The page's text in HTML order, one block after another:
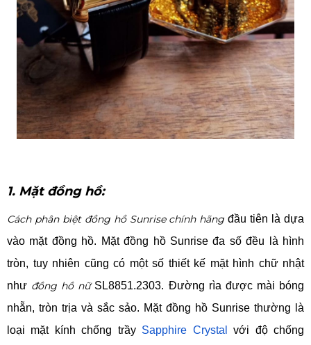
1. Mặt đồng hồ:
Cách phân biệt đồng hồ Sunrise chính hãng đầu tiên là dựa
vào mặt đồng hồ. Mặt đồng hồ Sunrise đa số đều là hình
tròn, tuy nhiên cũng có một số thiết kế mặt hình chữ nhật
như đồng hồ nữ SL8851.2303. Đường rìa được mài bóng
nhẵn, tròn trịa và sắc sảo. Mặt đồng hồ Sunrise thường là
loại mặt kính chống trầy Sapphire Crystalvới độ chống